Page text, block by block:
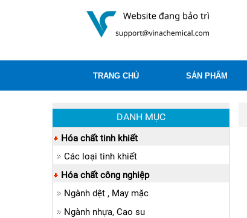
TRANG CHỦ SẢN PHẨM
DANH MỤC
Hóa chất tinh khiết
Các loại tinh khiết
Hóa chất công nghiệp
Ngành dệt , May mặc
Ngành nhựa, Cao su